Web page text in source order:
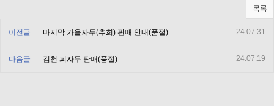
목록
이전글 마지막 가을자두(추희) 판매 안내(품절) 24.07.31
다음글 김천 피자두 판매(품절) 24.07.19